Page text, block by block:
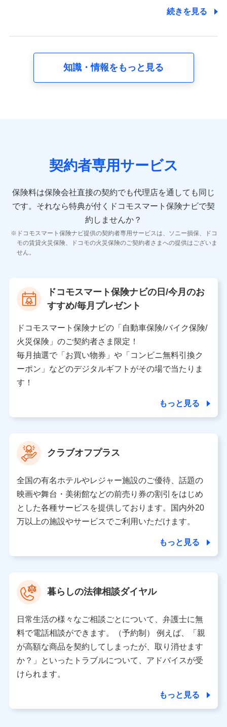
8.取引先個人情報
取引先としての選定業務、営業情報の提供業務、契約締結手
10.受託業務の 個人情報
11.マイカー通勤管理クラウド並びに法人向けASPサー
ビスに関してのお問い合わせ情報
各種お問い合わせに対応するため
当社のサービスに関する情報提供や、皆様に有用なお知らせ
をお送りするため
当社の対応品質向上やお問い合わせ内容の正確な把握のため
個人情報保護管理者の職名、連絡先
〒103-0013 東京都中央区日本橋人形町2-14-10 アー
バンネット日本橋ビル 3F
株式会社ドコモ・インシュアランス
個人情報の第三者提供について
当社は利用目的の達成に必要な範囲内において個人情報
の取り扱いの全部または一部を委託する場合がありま
す。
個人データの共同利用
当社は株式会社NTTドコモとの間で、以下のとおり個
人データを共同利用します。
氏名、電話番号、メールアドレス、お客さまの識別子、属
性、連絡先、dポイントサービスのご利用に関する情報。例
として、dポイントカード番号、性別、年齢、家族構成、住
所、dポイント残高、dポイント利用履歴などが含まれます。
利用情報
当社又は株式会社NTTドコモが提供する各種サービスなどの
ご契約・ご利用などに関する情報。例として、当社又は株式
会社NTTドコモが提供する各種サービスのご契約状態・ご利
用履歴インターネット利用時の行動に関する情報、アプリケ
ーション利用時の行動に関する情報、購入されたサービスや
当社又は株式会社NTTドコモが提供する保険関連サービスに
続きを見る
知識・情報をもっと見る
契約者専用サービス
保険料は保険会社直接の契約でも代理店を通しても同じ
です。 それなら特典が付くドコモスマート保険ナビで契
約しませんか？
ドコモスマート保険ナビ提供の契約者専用サービスは、ソニー損保、ドコ
モの賃貸火災保険、ドコモの火災保険のご契約者さまへの提供はございま
せん。
ドコモスマート保険ナビの日/今月のお
すすめ/毎月プレゼント
ドコモスマート保険ナビの「自動車保険/バイク保険/
火災保険」のご契約者さま限定！
毎月抽選で「お買い物券」や「コンビニ無料引換ク
ーポン」などのデジタルギフトがその場で当たりま
す！
もっと見る
クラブオフプラス
全国の有名ホテルやレジャー施設のご優待、話題の
映画や舞台・美術館などの前売り券の割引をはじめ
とした各種サービスを提供しております。国内外20
万以上の施設やサービスでご利用いただけます。
もっと見る
暮らしの法律相談ダイヤル
日常生活の様々なご相談ごとについて、弁護士に無
料で電話相談ができます。（予約制） 例えば、「親
が高額な商品を契約してしまったが、取り消せます
か？」といったトラブルについて、アドバイスが受
けられます。
もっと見る